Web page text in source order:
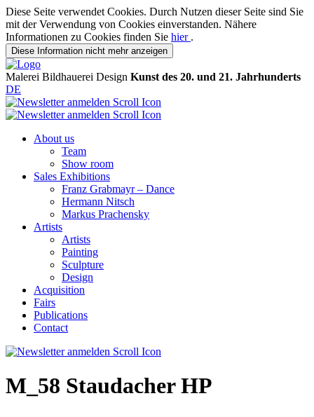
Diese Seite verwendet Cookies. Durch Nutzen dieser Seite sind Sie
mit der Verwendung von Cookies einverstanden. Nähere
Informationen zu Cookies finden Sie hier .
Diese Information nicht mehr anzeigen
Malerei Bildhauerei Design Kunst des 20. und 21. Jahrhunderts
DE
About us
Team
Show room
Sales Exhibitions
Franz Grabmayr – Dance
Hermann Nitsch
Markus Prachensky
Artists
Artists
Painting
Sculpture
Design
Acquisition
Fairs
Publications
Contact
M_58 Staudacher HP